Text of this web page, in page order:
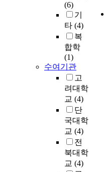
(6)
기
타 (4)
복
합학
(1)
수여기관
고
려대학
교 (4)
단
국대학
교 (4)
전
북대학
교 (4)